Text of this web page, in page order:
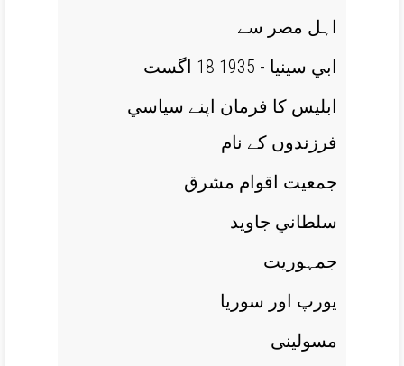
اہل مصر سے
ابي سينيا - 1935 18 اگست
ابليس کا فرمان اپنے سياسي
فرزندوں کے نام
جمعيت اقوام مشرق
سلطاني جاويد
جمہوريت
يورپ اور سوريا
مسولينی